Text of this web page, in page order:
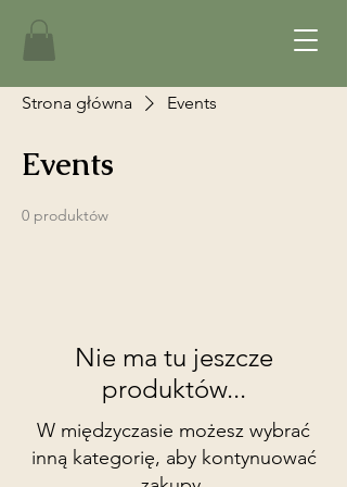
Strona główna Events
Events
0 produktów
Nie ma tu jeszcze
produktów...
W międzyczasie możesz wybrać
inną kategorię, aby kontynuować